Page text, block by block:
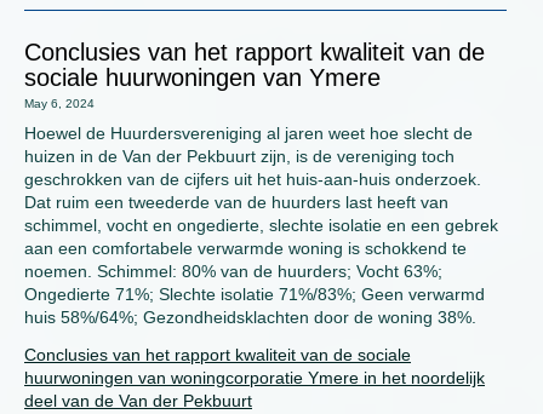
Conclusies van het rapport kwaliteit van de
sociale huurwoningen van Ymere
May 6, 2024
Hoewel de Huurdersvereniging al jaren weet hoe slecht de
huizen in de Van der Pekbuurt zijn, is de vereniging toch
geschrokken van de cijfers uit het huis-aan-huis onderzoek.
Dat ruim een tweederde van de huurders last heeft van
schimmel, vocht en ongedierte, slechte isolatie en een gebrek
aan een comfortabele verwarmde woning is schokkend te
noemen. Schimmel: 80% van de huurders; Vocht 63%;
Ongedierte 71%; Slechte isolatie 71%/83%; Geen verwarmd
huis 58%/64%; Gezondheidsklachten door de woning 38%.
Conclusies van het rapport kwaliteit van de sociale
huurwoningen van woningcorporatie Ymere in het noordelijk
deel van de Van der Pekbuurt